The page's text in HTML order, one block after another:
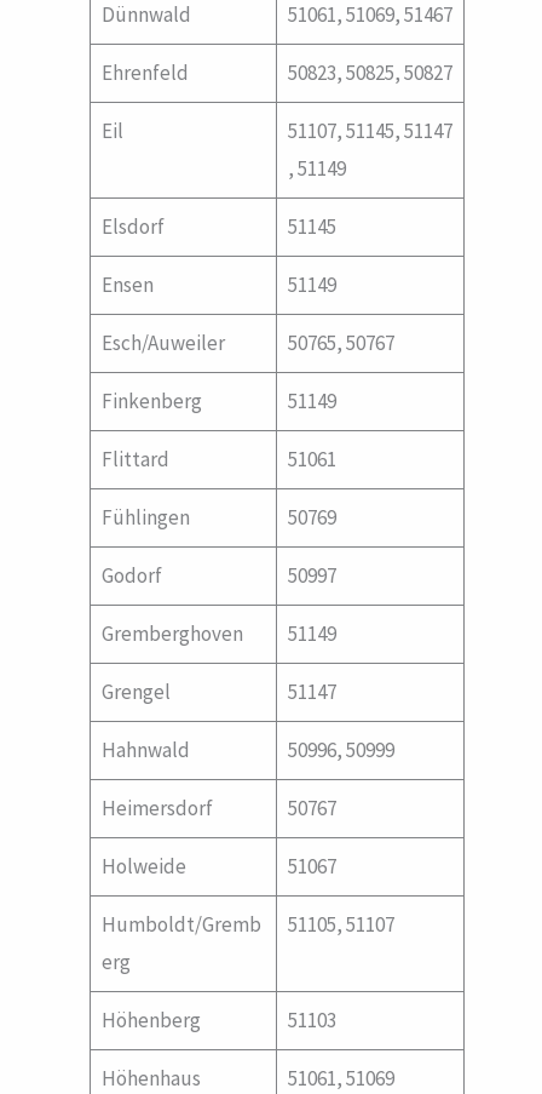
Dünnwald 51061, 51069, 51467
Ehrenfeld 50823, 50825, 50827
Eil
51107, 51145, 51147
, 51149
Elsdorf 51145
Ensen 51149
Esch/Auweiler 50765, 50767
Finkenberg 51149
Flittard 51061
Fühlingen 50769
Godorf 50997
Gremberghoven 51149
Grengel 51147
Hahnwald 50996, 50999
Heimersdorf 50767
Holweide 51067
Humboldt/Gremb
erg
51105, 51107
Höhenberg 51103
Höhenhaus 51061, 51069